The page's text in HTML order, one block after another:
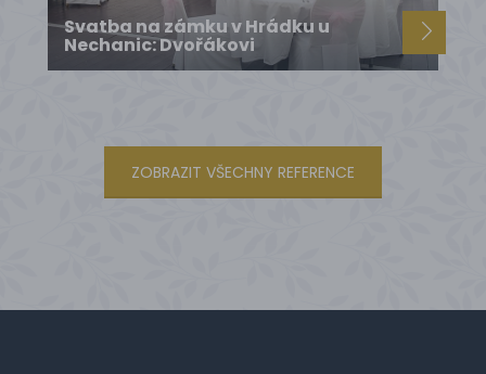
Svatba na zámku v Hrádku u
Nechanic: Dvořákovi
ZOBRAZIT VŠECHNY REFERENCE